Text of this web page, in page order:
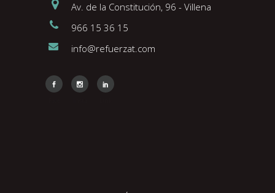
Av. de la Constitución, 96 - Villena
966 15 36 15
info@refuerzat.com